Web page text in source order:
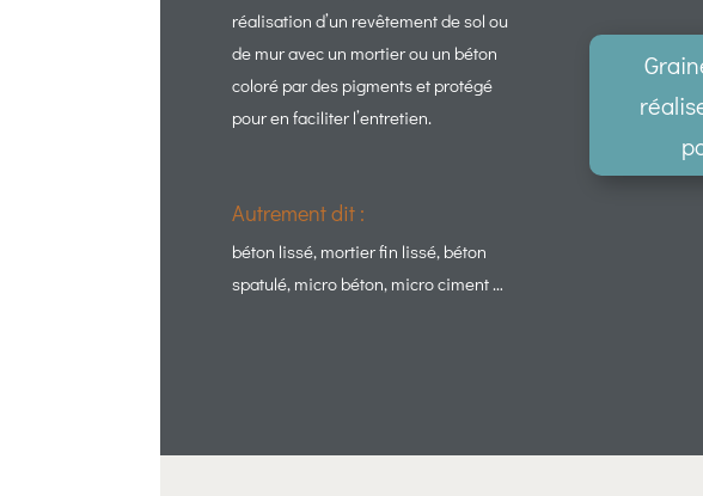
réalisation d’un revêtement de sol ou
de mur avec un mortier ou un béton
coloré par des pigments et protégé
pour en faciliter l’entretien.
Autrement dit :
béton lissé, mortier fin lissé, béton
spatulé, micro béton, micro ciment …